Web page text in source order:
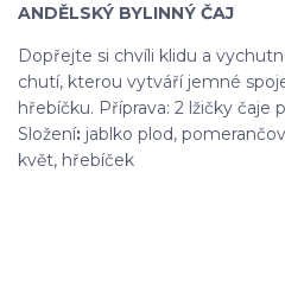
ANDĚLSKÝ BYLINNÝ ČAJ
Dopřejte si chvíli klidu a
chutí, kterou vytváří jemné
hřebíčku. Příprava: 2 lžičky čaje
Složení: jablko plod,
květ, hřebíček